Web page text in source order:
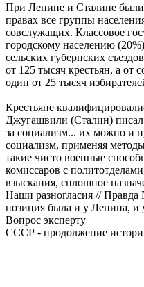
При Ленине и Сталине
правах все группы
совслужащих. Классовое
городскому населению
сельских губернских
от 125 тысяч крестьян, а от
один от 25 тысяч
Крестьяне
Джугашвили (Сталин)
за социализм... их можно и
социализм, применяя
такие чисто военные
комиссаров с
взыскания, сплошное
Наши разногласия // Правда
позиция была и у Ленина, и
Вопрос эксперту
СССР - продолжение